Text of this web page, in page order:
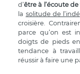
d’être à l’écoute
la solitude de
croisière.
parce qu’on est
doigts de pieds
tendance à
réussir à faire une